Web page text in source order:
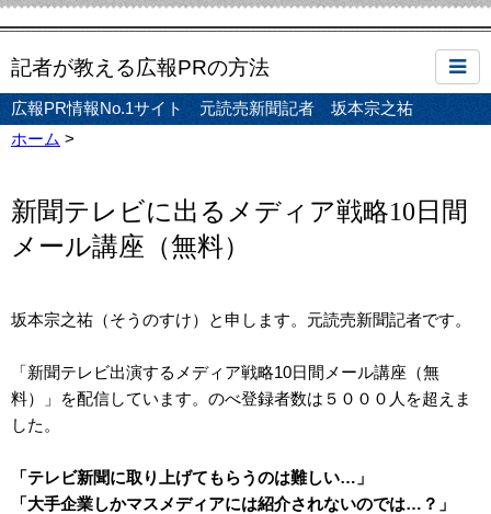
記者が教える広報PRの方法
広報PR情報No.1サイト 元読売新聞記者 坂本宗之祐
ホーム >
新聞テレビに出るメディア戦略10日間
メール講座（無料）
坂本宗之祐（そうのすけ）と申します。元読売新聞記者です。
「新聞テレビ出演するメディア戦略10日間メール講座（無
料）」を配信しています。のべ登録者数は５０００人を超えま
した。
「テレビ新聞に取り上げてもらうのは難しい…」
「大手企業しかマスメディアには紹介されないのでは…？」